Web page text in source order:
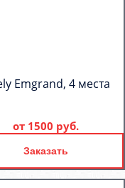
Emgrand, 4 места
от 1500 руб.
Заказать